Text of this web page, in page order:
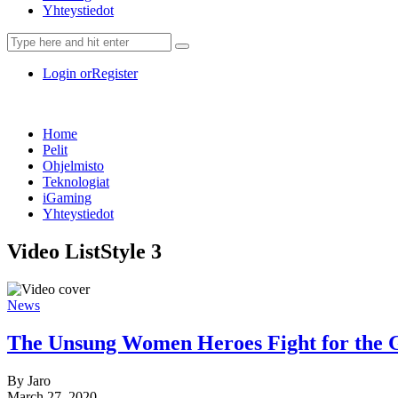
Yhteystiedot
Login orRegister
Home
Pelit
Ohjelmisto
Teknologiat
iGaming
Yhteystiedot
Video ListStyle 3
News
The Unsung Women Heroes Fight for the
By Jaro